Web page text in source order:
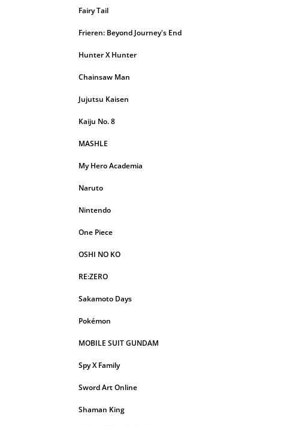
Fairy Tail
Frieren: Beyond Journey's End
Hunter X Hunter
Chainsaw Man
Jujutsu Kaisen
Kaiju No. 8
MASHLE
My Hero Academia
Naruto
Nintendo
One Piece
OSHI NO KO
RE:ZERO
Sakamoto Days
Pokémon
MOBILE SUIT GUNDAM
Spy X Family
Sword Art Online
Shaman King